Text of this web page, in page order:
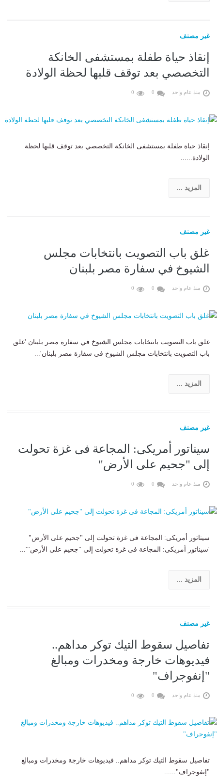
غير مصنف
إنقاذ حياة طفلة بمستشفى الخانكة
التخصصي بعد توقف قلبها لحظة الولادة
منذ عام واحد 0
0
إنقاذ حياة طفلة بمستشفى الخانكة التخصصي بعد توقف قلبها لحظة
الولادة......
المزيد ...
غير مصنف
غلق باب التصويت بانتخابات مجلس
الشيوخ في سفارة مصر بلبنان
منذ عام واحد 0
0
غلق باب التصويت بانتخابات مجلس الشيوخ في سفارة مصر بلبنان 'غلق
باب التصويت بانتخابات مجلس الشيوخ في سفارة مصر بلبنان'...
المزيد ...
غير مصنف
سيناتور أمريكى: المجاعة فى غزة تحولت
إلى "جحيم على الأرض"
منذ عام واحد 0
0
سيناتور أمريكى: المجاعة فى غزة تحولت إلى "جحيم على الأرض"
'سيناتور أمريكى: المجاعة فى غزة تحولت إلى "جحيم على الأرض"'...
المزيد ...
غير مصنف
تفاصيل سقوط التيك توكر مداهم..
فيديوهات خارجة ومخدرات ومبالغ
"إنفوجراف"
منذ عام واحد 0
0
تفاصيل سقوط التيك توكر مداهم.. فيديوهات خارجة ومخدرات ومبالغ
"إنفوجراف"......